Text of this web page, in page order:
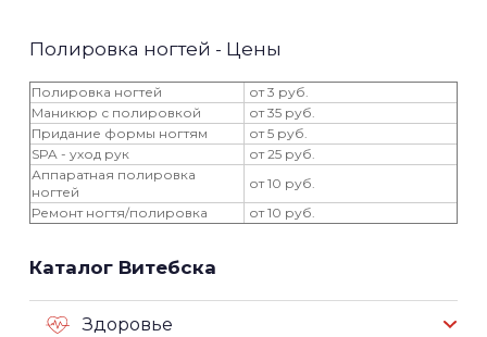
Полировка ногтей - Цены
Полировка ногтей
от 3 руб.
Маникюр с полировкой
от 35 руб.
Придание формы ногтям
от 5 руб.
SPA - уход рук
от 25 руб.
Аппаратная полировка
ногтей
от 10 руб.
Ремонт ногтя/полировка
от 10 руб.
Каталог Витебска
Здоровье